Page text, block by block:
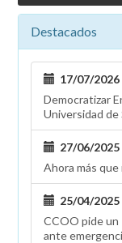
los
al
AVS
su
Destacados
17/07/2026
Democratizar
Universidad de
27/06/2025
Ahora más que
25/04/2025
CCOO pide un
ante